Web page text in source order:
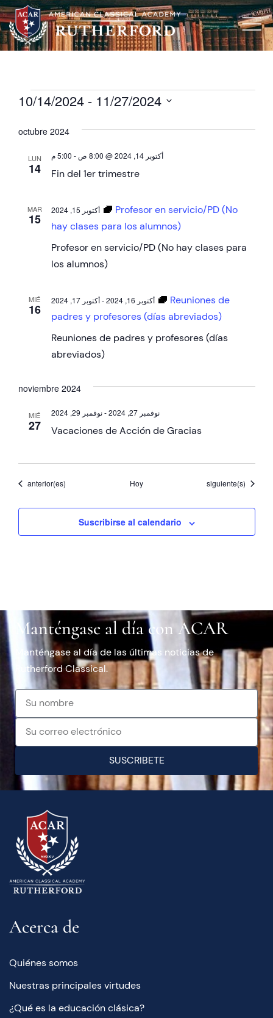
10/14/2024 - 11/27/2024
octubre 2024
LUN
14 Fin del 1er trimestre
أكتوبر 14, 2024 @ 8:00 ص - 5:00 م
MAR
15
Profesor en servicio/PD (No hay clases para
los alumnos)
أكتوبر 15, 2024
Profesor en servicio/PD (No
hay clases para los alumnos)
MIÉ
16
Reuniones de padres y profesores (días
abreviados)
أكتوبر 16, 2024 -أكتوبر 17, 2024
Reuniones de
padres y profesores (días abreviados)
noviembre 2024
MIÉ
27 Vacaciones de Acción de Gracias
نوفمبر 27, 2024 -نوفمبر 29, 2024
Eventos
anterior(es) Hoy Eventos
siguiente(s)
Suscribirse al calendario
Manténgase al día con ACAR
Manténgase al día de las últimas noticias de
Rutherford Classical.
SUSCRIBETE
Acerca de
Quiénes somos
Nuestras principales virtudes
¿Qué es la educación clásica?